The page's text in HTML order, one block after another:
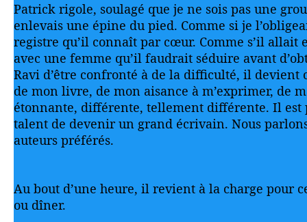
Patrick rigole, soulagé que je ne sois pas une
enlevais une épine du pied. Comme si je
registre qu’il connaît par cœur. Comme s’il allait
avec une femme qu’il faudrait séduire avant
Ravi d’être confronté à de la difficulté, il devient
de mon livre, de mon aisance à m’exprimer, de
étonnante, différente, tellement différente. Il est
talent de devenir un grand écrivain. Nous
auteurs préférés.
Au bout d’une heure, il revient à la charge pour
ou dîner.